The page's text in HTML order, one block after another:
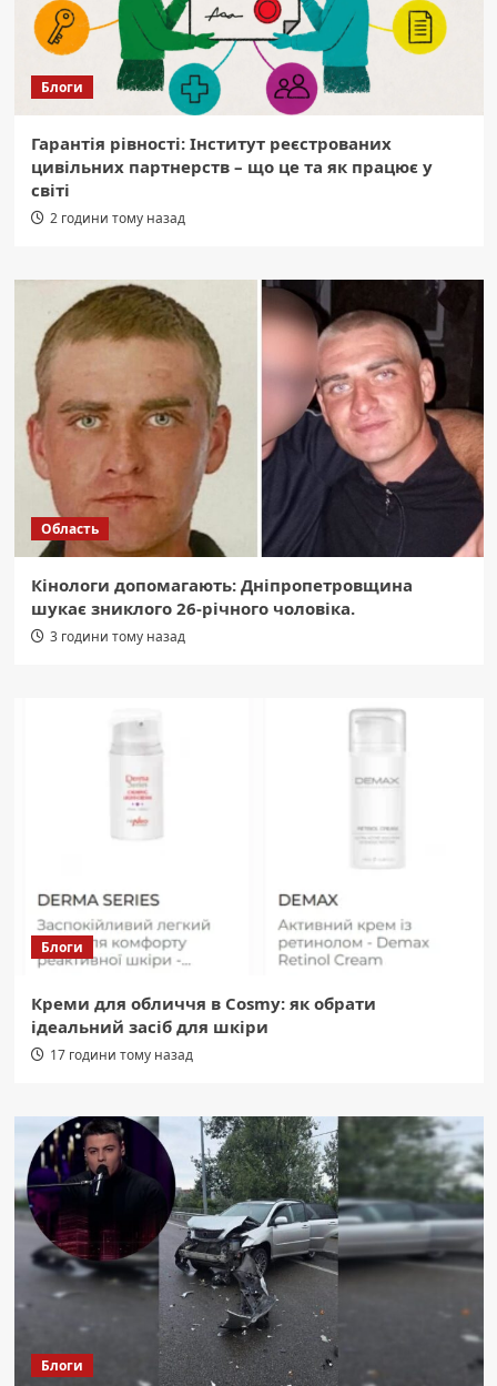
Блоги
Гарантія рівності: Інститут реєстрованих
цивільних партнерств – що це та як працює у
світі
2 години тому назад
Область
Кінологи допомагають: Дніпропетровщина
шукає зниклого 26-річного чоловіка.
3 години тому назад
Блоги
Креми для обличчя в Cosmy: як обрати
ідеальний засіб для шкіри
17 години тому назад
Блоги